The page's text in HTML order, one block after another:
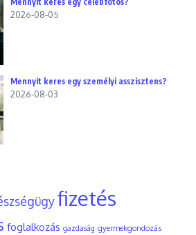
2026-08-05
Mennyit keres egy személyi asszisztens?
2026-08-03
fizetés
foglalkozás gazdaság gyermekgondozás